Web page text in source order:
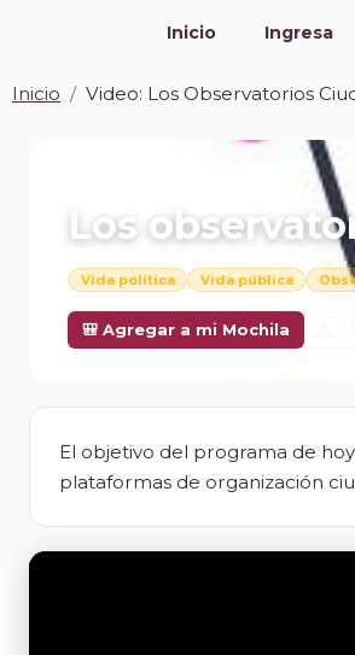
Inicio Ingresa
Inicio Video: Los Observatorios
Los
Vida política Vida pública
🎒 Agregar a mi Mochila
El objetivo del programa de
plataformas de organización